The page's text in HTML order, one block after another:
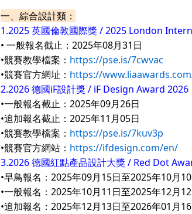
一、綜合設計類：
1.2025 英國倫敦國際獎 / 2025 London
• 一般報名截止：2025年08月31日
•競賽教學檔案： https://pse.is/7cwvac
•競賽官方網址： https://
2.2026 德國iF設計獎 / iF Design Award 2026
•一般報名截止：2025年09月26日
•追加報名截止：2025年11月05日
•競賽教學檔案： https://pse.is/7kuv3p
•競賽官方網站： https://ifdesign.com/en/
3.2026 德國紅點產品設計大獎 / Red Dot
•早鳥報名：2025年09月15日至2025年10月
•一般報名：2025年10月11日至2025年12月
•追加報名：2025年12月13日至2026年01月